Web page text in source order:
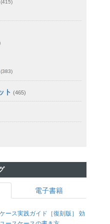
(415)
(383)
ト (465)
電子書籍
ース実践ガイド［復刻版］ 効